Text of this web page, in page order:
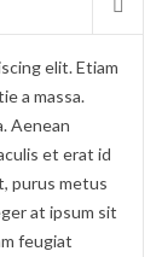
elit. Etiam
a massa.
Aenean
et erat id
purus metus
at ipsum sit
feugiat